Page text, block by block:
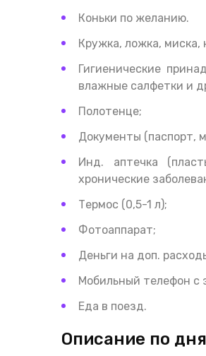
Коньки по желанию.
Кружка, ложка, миска,
Гигиенические
влажные салфетки и
Полотенце;
Документы (паспорт,
Инд. аптечка
хронические
Термос (0,5-1 л);
Фотоаппарат;
Деньги на доп.
Мобильный телефон с
Еда в поезд.
Описание по